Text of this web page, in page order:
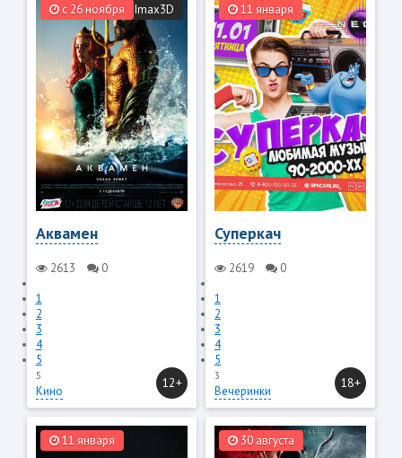
Аквамен
2613
0
1
2
3
4
5
5
Кино
Imax3D
с 26 ноября
12+
Суперкач
2619
0
1
2
3
4
5
3
Вечеринки
11 января
18+
11 января 30 августа